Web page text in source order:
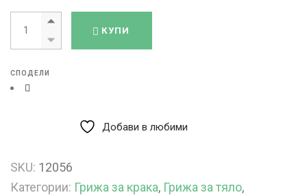
Odorex foot spray Одорекс фуут спрей за крака 40 мл quantity
КУПИ
СПОДЕЛИ
Добави в любими
SKU: 12056
Категории: Грижа за крака, Грижа за тяло,